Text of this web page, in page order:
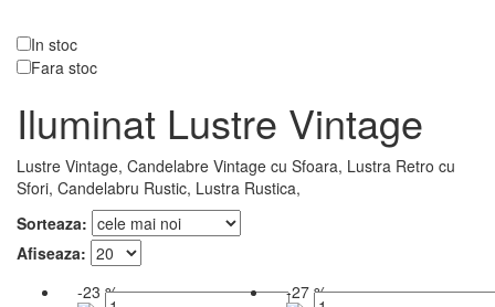
In stoc
Fara stoc
Iluminat Lustre Vintage
Lustre Vintage, Candelabre Vintage cu Sfoara, Lustra Retro cu
Sfori, Candelabru Rustic, Lustra Rustica,
Sorteaza:
Afiseaza:
-23 %
-27 %